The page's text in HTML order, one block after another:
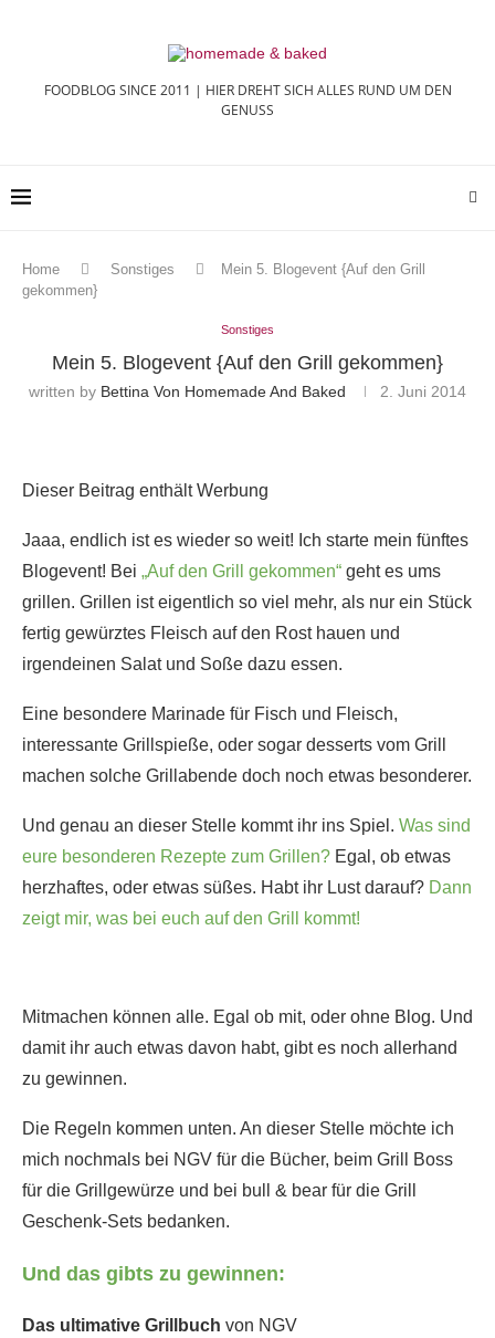
FOODBLOG SINCE 2011 | HIER DREHT SICH ALLES RUND UM DEN
GENUSS
Home Sonstiges
Mein 5. Blogevent {Auf den Grill
gekommen}
Sonstiges
Mein 5. Blogevent {Auf den Grill gekommen}
written by Bettina Von Homemade And Baked 2. Juni 2014
Dieser Beitrag enthält Werbung
Jaaa, endlich ist es wieder so weit! Ich starte mein fünftes
Blogevent! Bei „Auf den Grill gekommen“ geht es ums
grillen. Grillen ist eigentlich so viel mehr, als nur ein Stück
fertig gewürztes Fleisch auf den Rost hauen und
irgendeinen Salat und Soße dazu essen.
Eine besondere Marinade für Fisch und Fleisch,
interessante Grillspieße, oder sogar desserts vom Grill
machen solche Grillabende doch noch etwas besonderer.
Und genau an dieser Stelle kommt ihr ins Spiel. Was sind
eure besonderen Rezepte zum Grillen? Egal, ob etwas
herzhaftes, oder etwas süßes. Habt ihr Lust darauf? Dann
zeigt mir, was bei euch auf den Grill kommt!
Mitmachen können alle. Egal ob mit, oder ohne Blog. Und
damit ihr auch etwas davon habt, gibt es noch allerhand
zu gewinnen.
Die Regeln kommen unten. An dieser Stelle möchte ich
mich nochmals bei NGV für die Bücher, beim Grill Boss
für die Grillgewürze und bei bull & bear für die Grill
Geschenk-Sets bedanken.
Und das gibts zu gewinnen:
Das ultimative Grillbuch von NGV